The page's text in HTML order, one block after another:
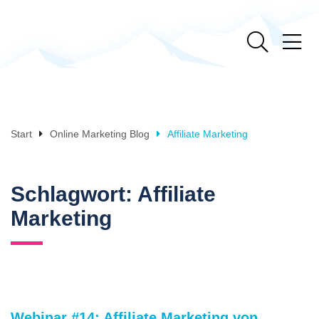
Start Online Marketing Blog Affiliate Marketing
Schlagwort: Affiliate
Marketing